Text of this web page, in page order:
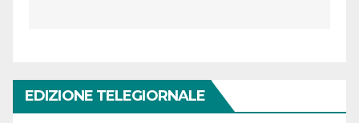
EDIZIONE TELEGIORNALE